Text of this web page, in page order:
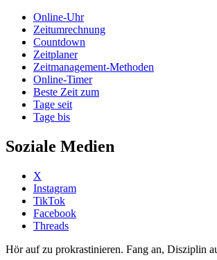
Online-Uhr
Zeitumrechnung
Countdown
Zeitplaner
Zeitmanagement-Methoden
Online-Timer
Beste Zeit zum
Tage seit
Tage bis
Soziale Medien
X
Instagram
TikTok
Facebook
Threads
Hör auf zu prokrastinieren. Fang an, Disziplin